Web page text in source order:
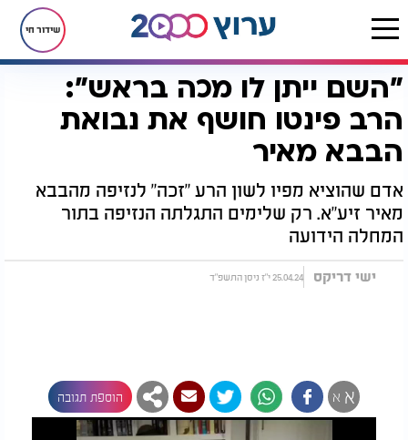
שידור חי
דף הבית יהדות מיסטיקה וקבלה "השם ייתן לו מכה בראש": הרב פינטו חושף את נבואת הבבא מאיר
"השם ייתן לו מכה בראש":
הרב פינטו חושף את נבואת
הבבא מאיר
אדם שהוציא מפיו לשון הרע "זכה" לנזיפה מהבבא
מאיר זיע"א. רק שלימים התגלתה הנזיפה בתור
המחלה הידועה
ישי דריקס 25.04.24 י"ז ניסן התשפ"ד
א א הוספת תגובה